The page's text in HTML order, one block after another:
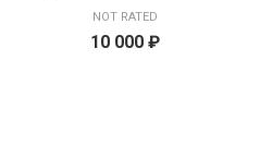
NOT RATED
10 000 ₽